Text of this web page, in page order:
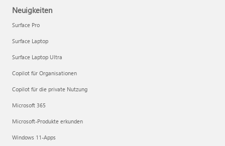
Neuigkeiten
Surface Pro
Surface Laptop
Surface Laptop Ultra
Copilot für Organisationen
Copilot für die private Nutzung
Microsoft 365
Microsoft-Produkte erkunden
Windows 11-Apps